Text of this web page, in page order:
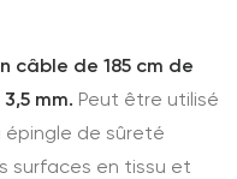
câble de 185 cm de
mm. Peut être utilisé
de sûreté
surfaces en tissu et